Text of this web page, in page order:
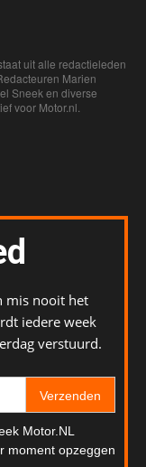
uit alle redactieleden
Marien
Sneek en diverse
voor Motor.nl.
mis nooit het
iedere week
verstuurd.
Verzenden
Motor.NL
moment opzeggen